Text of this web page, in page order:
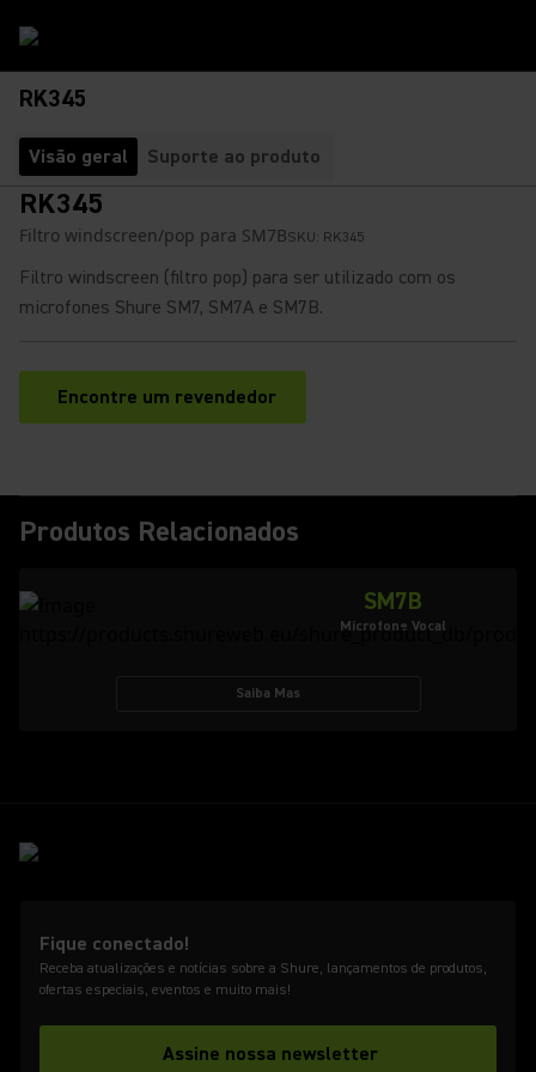
RK345
Visão geral Suporte ao produto
RK345
Filtro windscreen/pop para SM7BSKU: RK345
Filtro windscreen (filtro pop) para ser utilizado com os
microfones Shure SM7, SM7A e SM7B.
Encontre um revendedor
(Opens in a new tab)
Produtos Relacionados
SM7B
Microfone Vocal
Saiba Mas
Fique conectado!
Receba atualizações e notícias sobre a Shure, lançamentos de produtos,
ofertas especiais, eventos e muito mais!
Assine nossa newsletter